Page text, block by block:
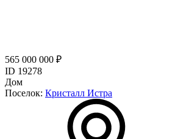
565 000 000 ₽
ID 19278
Дом
Поселок: Кристалл Истра